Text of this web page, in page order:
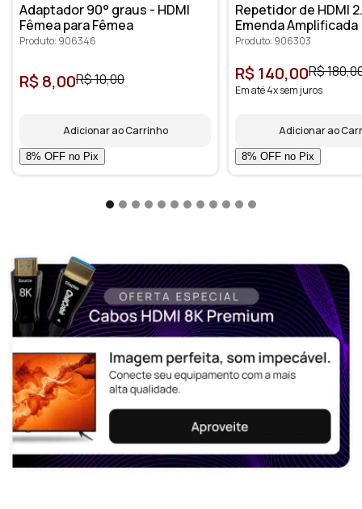
Adaptador 90° graus - HDMI
Fêmea para Fêmea
Produto: 906346
R$ 8,00R$ 10,00
Adicionar ao Carrinho
Repetidor de HDMI
Emenda Amplificada
Produto: 906303
R$ 140,00R$
Em até 4x sem juros
Adicionar ao